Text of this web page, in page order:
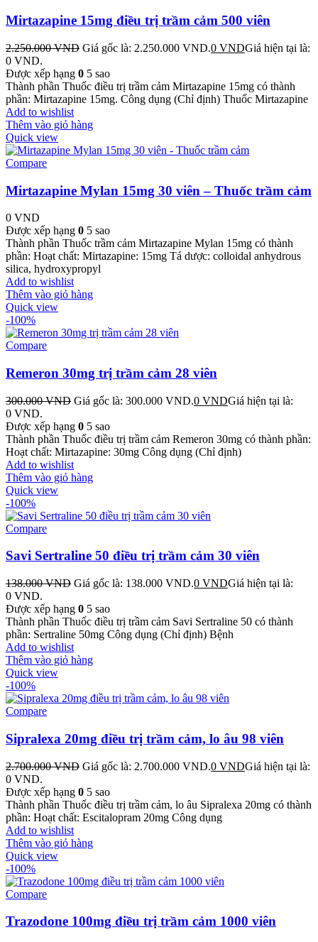
Mirtazapine 15mg điều trị trầm cảm 500 viên
2.250.000VND Giá gốc là: 2.250.000 VND.0 VNDGiá hiện tại là:
0 VND.
Được xếp hạng 0 5 sao
Thành phần Thuốc điều trị trầm cảm Mirtazapine 15mg có thành
phần: Mirtazapine 15mg. Công dụng (Chỉ định) Thuốc Mirtazapine
Add to wishlist
Thêm vào giỏ hàng
Quick view
Compare
Mirtazapine Mylan 15mg 30 viên – Thuốc trầm cảm
0 VND
Được xếp hạng 0 5 sao
Thành phần Thuốc trầm cảm Mirtazapine Mylan 15mg có thành
phần: Hoạt chất: Mirtazapine: 15mg Tá dược: colloidal anhydrous
silica, hydroxypropyl
Add to wishlist
Thêm vào giỏ hàng
Quick view
-100%
Compare
Remeron 30mg trị trầm cảm 28 viên
300.000VND Giá gốc là: 300.000 VND.0 VNDGiá hiện tại là:
0 VND.
Được xếp hạng 0 5 sao
Thành phần Thuốc điều trị trầm cảm Remeron 30mg có thành phần:
Hoạt chất: Mirtazapine: 30mg Công dụng (Chỉ định)
Add to wishlist
Thêm vào giỏ hàng
Quick view
-100%
Compare
Savi Sertraline 50 điều trị trầm cảm 30 viên
138.000VND Giá gốc là: 138.000 VND.0 VNDGiá hiện tại là:
0 VND.
Được xếp hạng 0 5 sao
Thành phần Thuốc điều trị trầm cảm Savi Sertraline 50 có thành
phần: Sertraline 50mg Công dụng (Chỉ định) Bệnh
Add to wishlist
Thêm vào giỏ hàng
Quick view
-100%
Compare
Sipralexa 20mg điều trị trầm cảm, lo âu 98 viên
2.700.000VND Giá gốc là: 2.700.000 VND.0 VNDGiá hiện tại là:
0 VND.
Được xếp hạng 0 5 sao
Thành phần Thuốc điều trị trầm cảm, lo âu Sipralexa 20mg có thành
phần: Hoạt chất: Escitalopram 20mg Công dụng
Add to wishlist
Thêm vào giỏ hàng
Quick view
-100%
Compare
Trazodone 100mg điều trị trầm cảm 1000 viên